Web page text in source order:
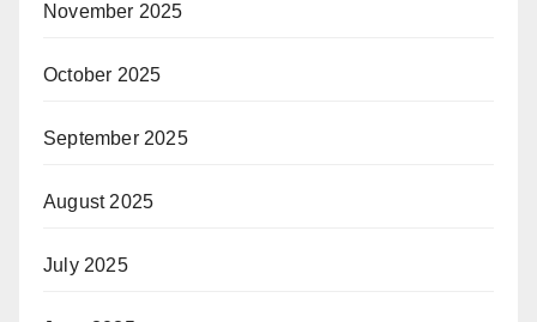
November 2025
October 2025
September 2025
August 2025
July 2025